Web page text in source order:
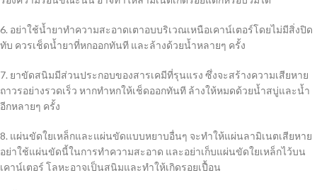
6. อย่าใช้น้ำยาทำความสะอาดเตาอบบริเวณเหนือเคาน์เตอร์โดยไม่มีสิ่งปิด
ทับ ควรเช็ดน้ำยาที่หกออกทันที และล้างด้วยน้ำหลายๆ ครั้ง
7. ยาขัดสนิมมีส่วนประกอบของสารเคมีที่รุนแรง ซึ่งจะสร้างความเสียหาย
ถาวรอย่างรวดเร็ว หากทำหกให้เช็ดออกทันที ล้างให้หมดด้วยน้ำสบู่และน้ำ
อีกหลายๆ ครั้ง
8. แผ่นขัดใยเหล็กและแผ่นขัดแบบหยาบอื่นๆ จะทำให้แผ่นลามิเนตเสียหาย
อย่าใช้แผ่นขัดนี้ในการทำความสะอาด และอย่าเก็บแผ่นขัดใยเหล็กไว้บน
เคาน์เตอร์ โลหะอาจเป็นสนิมและทำให้เกิดรอยเปื้อน